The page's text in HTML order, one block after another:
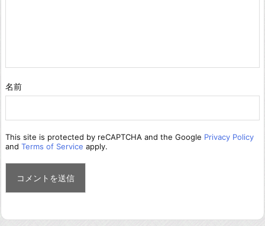
名前
This site is protected by reCAPTCHA and the Google Privacy Policy
and Terms of Service apply.